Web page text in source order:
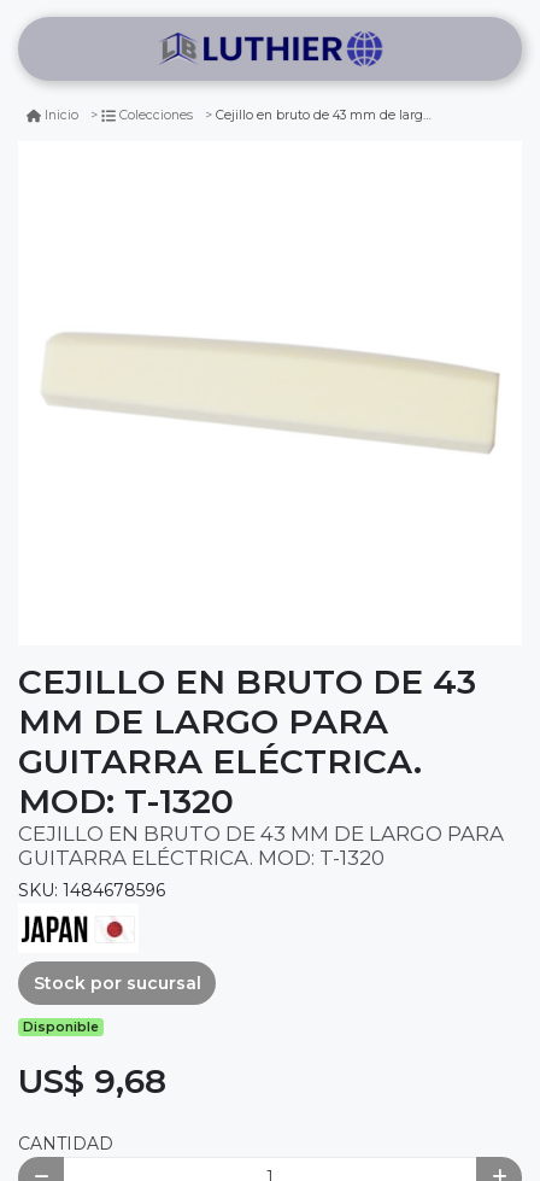
Inicio Colecciones Cejillo en bruto de 43 mm de largo para guitarra eléctrica. mod: t-1320
CEJILLO EN BRUTO DE 43
MM DE LARGO PARA
GUITARRA ELÉCTRICA.
MOD: T-1320
CEJILLO EN BRUTO DE 43 MM DE LARGO PARA
GUITARRA ELÉCTRICA. MOD: T-1320
SKU: 1484678596
Stock por sucursal
Disponible
US$ 9,68
CANTIDAD